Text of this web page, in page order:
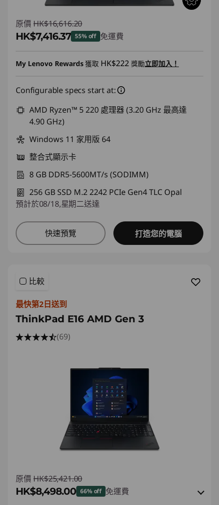
原價 HK$16,616.20
HK$7,416.37 55% off 免運費
即省 :-HK$9,199.83
My Lenovo Rewards獲取 HK$222 獎勵立即加入！
Configurable specs start at:
AMD Ryzen™ 5 220 處理器 (3.20 GHz 最高達
4.90 GHz)
Windows 11 家用版 64
整合式顯示卡
8 GB DDR5-5600MT/s (SODIMM)
256 GB SSD M.2 2242 PCIe Gen4 TLC Opal
預計於08/18,星期二送達
快速預覽 打造您的電腦
比較
最快第2日送到
ThinkPad E16 AMD Gen 3
(69)
原價 HK$25,421.00
HK$8,498.00 66% off 免運費